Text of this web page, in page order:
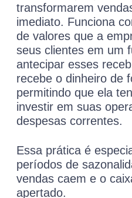
transformarem
imediato. Funciona
de valores que a
seus clientes em um
antecipar esses
recebe o dinheiro de
permitindo que ela
investir em suas
despesas correntes.
Essa prática é
períodos de
vendas caem e o
apertado.